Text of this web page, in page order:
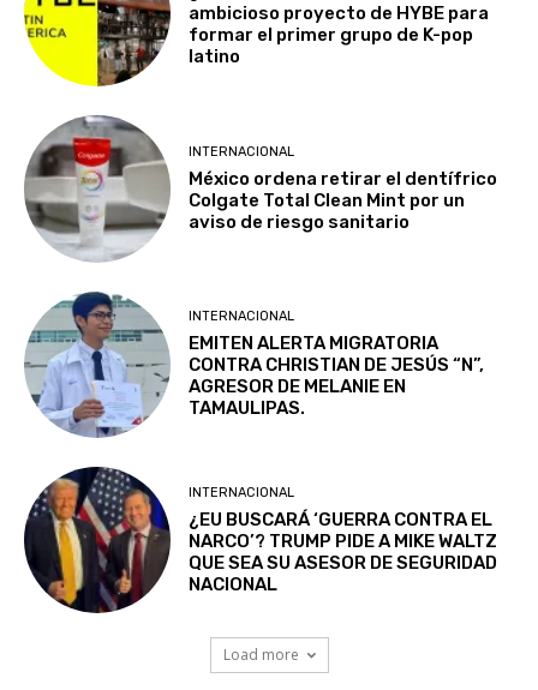
ambicioso proyecto de HYBE para
formar el primer grupo de K-pop
latino
INTERNACIONAL
México ordena retirar el dentífrico
Colgate Total Clean Mint por un
aviso de riesgo sanitario
INTERNACIONAL
EMITEN ALERTA MIGRATORIA
CONTRA CHRISTIAN DE JESÚS “N”,
AGRESOR DE MELANIE EN
TAMAULIPAS.
INTERNACIONAL
¿EU BUSCARÁ ‘GUERRA CONTRA EL
NARCO’? TRUMP PIDE A MIKE WALTZ
QUE SEA SU ASESOR DE SEGURIDAD
NACIONAL
Load more